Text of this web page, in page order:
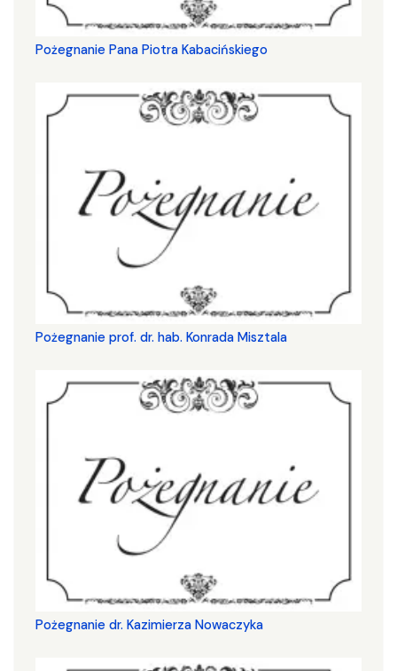
Pożegnanie Pana Piotra Kabacińskiego
Pożegnanie prof. dr. hab. Konrada Misztala
Pożegnanie dr. Kazimierza Nowaczyka